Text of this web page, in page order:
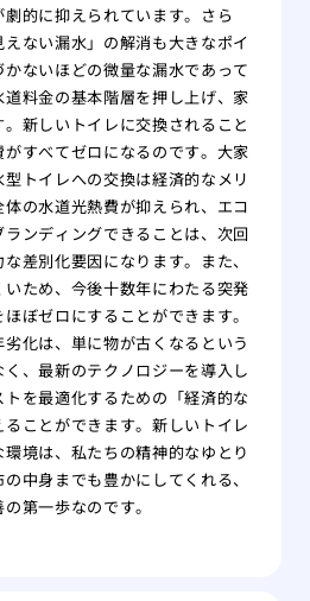
的に抑えられています。さら
ない漏水」の解消も大きなポイ
ないほどの微量な漏水であって
料金の基本階層を押し上げ、家
新しいトイレに交換されること
すべてゼロになるのです。大家
トイレへの交換は経済的なメリ
の水道光熱費が抑えられ、エコ
ンディングできることは、次回
差別化要因になります。また、
ため、今後十数年にわたる突発
ぼゼロにすることができます。
化は、単に物が古くなるという
、最新のテクノロジーを導入し
を最適化するための「経済的な
ことができます。新しいトイレ
境は、私たちの精神的なゆとり
中身までも豊かにしてくれる、
第一歩なのです。